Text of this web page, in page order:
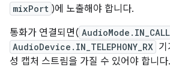
mixPort )에 노출해야 합니다.
통화가 연결되면( AudioMode.IN_CALL
AudioDevice.IN_TELEPHONY_RX
성 캡처 스트림을 가질 수 있어야 합니다.